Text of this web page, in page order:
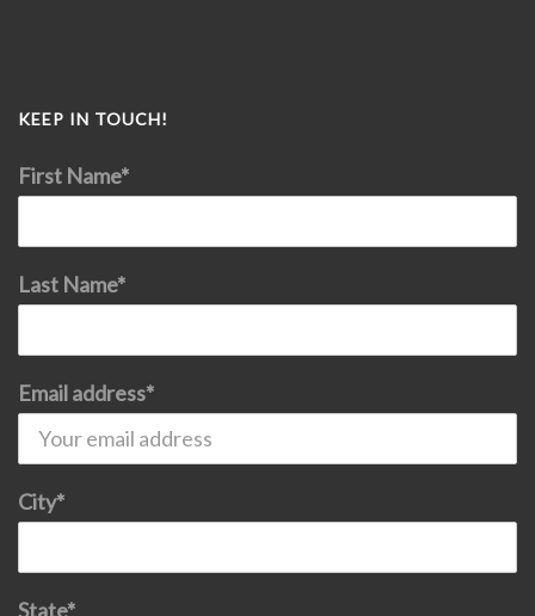
KEEP IN TOUCH!
First Name*
Last Name*
Email address*
City*
State*